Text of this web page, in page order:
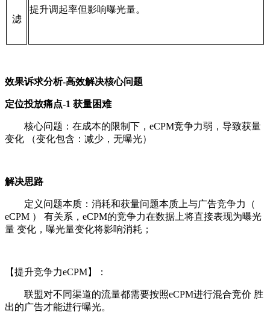
滤
提升调起率但影响曝光量。
效果诉求分析-高效解决核心问题
定位投放痛点-1 获量困难
核心问题：在成本的限制下，eCPM竞争力弱，导致获量
变化 （变化包含：减少，无曝光）
解决思路
定义问题本质：消耗和获量问题本质上与广告竞争力（
eCPM ） 有关系，eCPM的竞争力在数据上将直接表现为曝光
量 变化，曝光量变化将影响消耗；
【提升竞争力eCPM】：
联盟对不同渠道的流量都需要按照eCPM进行混合竞价 胜
出的广告才能进行曝光。